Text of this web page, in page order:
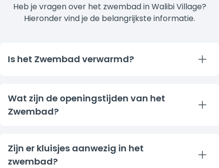
Heb je vragen over het zwembad in Walibi Village?
Hieronder vind je de belangrijkste informatie.
Is het Zwembad verwarmd?
overdekt. Daardoor kun je ook bij minder goed weer
genieten van een ontspannen zwemmoment.
Wat zijn de openingstijden van het
Zwembad?
Village is dagelijks geopend van 10:00 tot 22:00 uur.
Zijn er kluisjes aanwezig in het
zwembad?